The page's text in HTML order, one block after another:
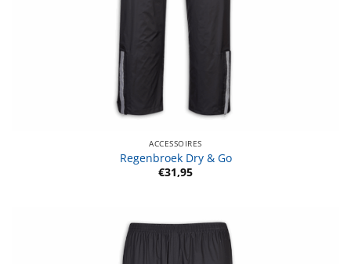
ACCESSOIRES
Regenbroek Dry & Go
€31,95